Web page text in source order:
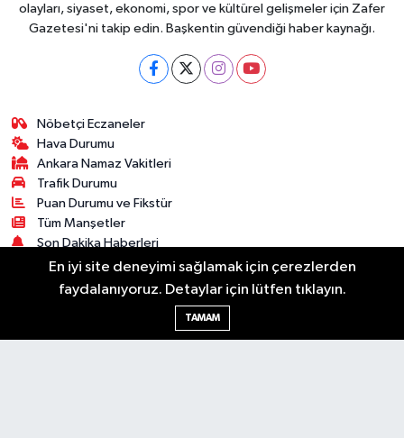
olayları, siyaset, ekonomi, spor ve kültürel gelişmeler için Zafer
Gazetesi'ni takip edin. Başkentin güvendiği haber kaynağı.
Nöbetçi Eczaneler
Hava Durumu
Ankara Namaz Vakitleri
Trafik Durumu
Puan Durumu ve Fikstür
Tüm Manşetler
Son Dakika Haberleri
Haber Arşivi
Künye
Bilim & Teknoloji
En iyi site deneyimi sağlamak için çerezlerden
faydalanıyoruz. Detaylar için lütfen tıklayın.
TAMAM